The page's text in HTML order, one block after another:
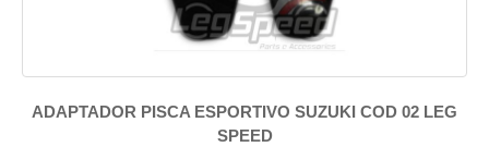
ADAPTADOR PISCA ESPORTIVO SUZUKI COD 02 LEG
SPEED